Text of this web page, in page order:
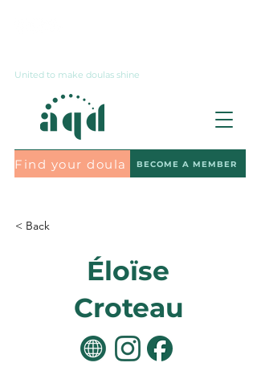
United to make doulas shine
Find your doula BECOME A MEMBER
< Back
Éloïse
Croteau